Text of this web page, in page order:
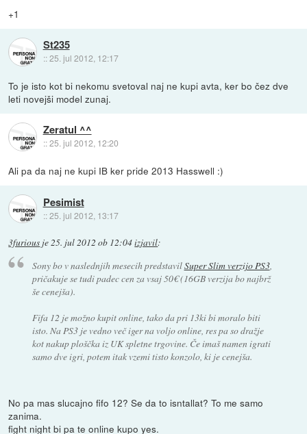
+1
St235
::25. jul 2012, 12:17
To je isto kot bi nekomu svetoval naj ne kupi avta, ker bo čez dve
leti novejši model zunaj.
Zeratul ^^
::25. jul 2012, 12:20
Ali pa da naj ne kupi IB ker pride 2013 Hasswell :)
Pesimist
::25. jul 2012, 13:17
3furious je25. jul 2012 ob 12:04izjavil:
Sony bo v naslednjih mesecih predstavilSuper Slim verzijo PS3,
pričakuje se tudi padec cen za vsaj 50€ (16GB verzija bo najbrž
še cenejša).
Fifa 12 je možno kupit online, tako da pri 13ki bi moralo biti
isto. Na PS3 je vedno več iger na voljo online, res pa so dražje
kot nakup ploščka iz UK spletne trgovine. Če imaš namen igrati
samo dve igri, potem itak vzemi tisto konzolo, ki je cenejša.
No pa mas slucajno fifo 12? Se da to isntallat? To me samo
zanima.
fight night bi pa te online kupo yes.